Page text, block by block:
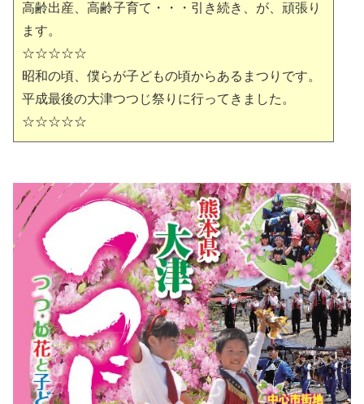
高齢出産、高齢子育て・・・引き続き、が、頑張り
ます。
☆☆☆☆☆
昭和の頃、僕らが子どもの頃からあるまつりです。
平成最後の大津つつじ祭りに行ってきました。
☆☆☆☆☆